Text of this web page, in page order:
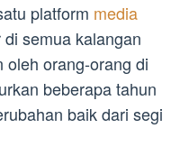
platform media
semua kalangan
oleh orang-orang di
beberapa tahun
baik dari segi